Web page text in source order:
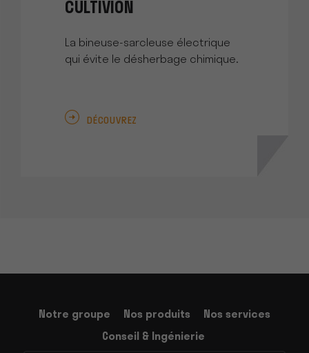
CULTIVION
La bineuse-sarcleuse électrique
qui évite le désherbage chimique.
DÉCOUVREZ
Notre groupe Nos produits
Nos services
Conseil & Ingénierie